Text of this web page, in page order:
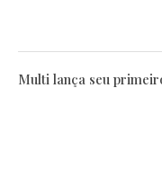
Multi lança seu